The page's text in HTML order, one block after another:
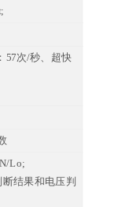
57次/秒、超快
Lo;
结果和电压判